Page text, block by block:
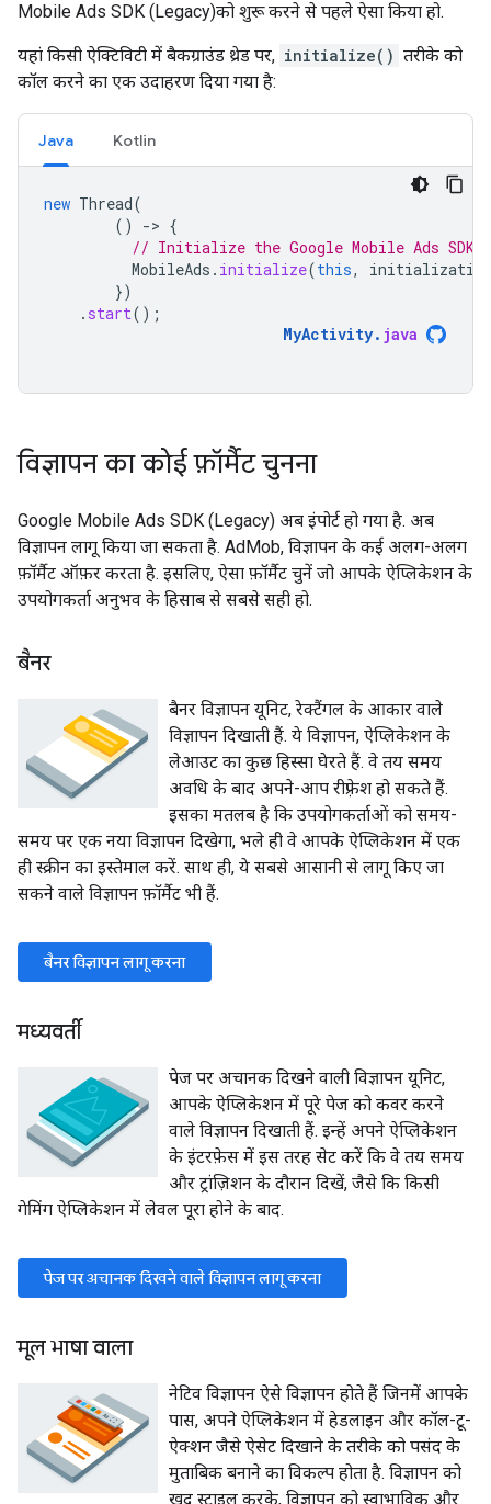
Mobile Ads SDK (Legacy)को शुरू करने से पहले ऐसा किया हो.
यहां किसी ऐक्टिविटी में बैकग्राउंड थ्रेड पर, initialize() तरीके को
कॉल करने का एक उदाहरण दिया गया है:
Java Kotlin
new Thread(
()
-> {
// Initialize the Google Mobile Ads SDK
MobileAds . initialize(this,
})
. start();
MyActivity. java
विज्ञापन का कोई फ़ॉर्मैट चुनना
Google Mobile Ads SDK (Legacy) अब इंपोर्ट हो गया है. अब
विज्ञापन लागू किया जा सकता है. AdMob, विज्ञापन के कई अलग-अलग
फ़ॉर्मैट ऑफ़र करता है. इसलिए, ऐसा फ़ॉर्मैट चुनें जो आपके ऐप्लिकेशन के
उपयोगकर्ता अनुभव के हिसाब से सबसे सही हो.
बैनर
बैनर विज्ञापन यूनिट, रेक्टैंगल के आकार वाले
विज्ञापन दिखाती हैं. ये विज्ञापन, ऐप्लिकेशन के
लेआउट का कुछ हिस्सा घेरते हैं. वे तय समय
अवधि के बाद अपने-आप रीफ़्रेश हो सकते हैं.
इसका मतलब है कि उपयोगकर्ताओं को समय-
समय पर एक नया विज्ञापन दिखेगा, भले ही वे आपके ऐप्लिकेशन में एक
ही स्क्रीन का इस्तेमाल करें. साथ ही, ये सबसे आसानी से लागू किए जा
सकने वाले विज्ञापन फ़ॉर्मैट भी हैं.
बैनर विज्ञापन लागू करना
मध्यवर्ती
पेज पर अचानक दिखने वाली विज्ञापन यूनिट,
आपके ऐप्लिकेशन में पूरे पेज को कवर करने
वाले विज्ञापन दिखाती हैं. इन्हें अपने ऐप्लिकेशन
के इंटरफ़ेस में इस तरह सेट करें कि वे तय समय
और ट्रांज़िशन के दौरान दिखें, जैसे कि किसी
गेमिंग ऐप्लिकेशन में लेवल पूरा होने के बाद.
पेज पर अचानक दिखने वाले विज्ञापन लागू करना
मूल भाषा वाला
नेटिव विज्ञापन ऐसे विज्ञापन होते हैं जिनमें आपके
पास, अपने ऐप्लिकेशन में हेडलाइन और कॉल-टू-
ऐक्शन जैसे ऐसेट दिखाने के तरीके को पसंद के
मुताबिक बनाने का विकल्प होता है. विज्ञापन को
खुद स्टाइल करके, विज्ञापन को स्वाभाविक और